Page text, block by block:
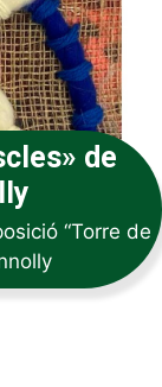
de
“Torre de